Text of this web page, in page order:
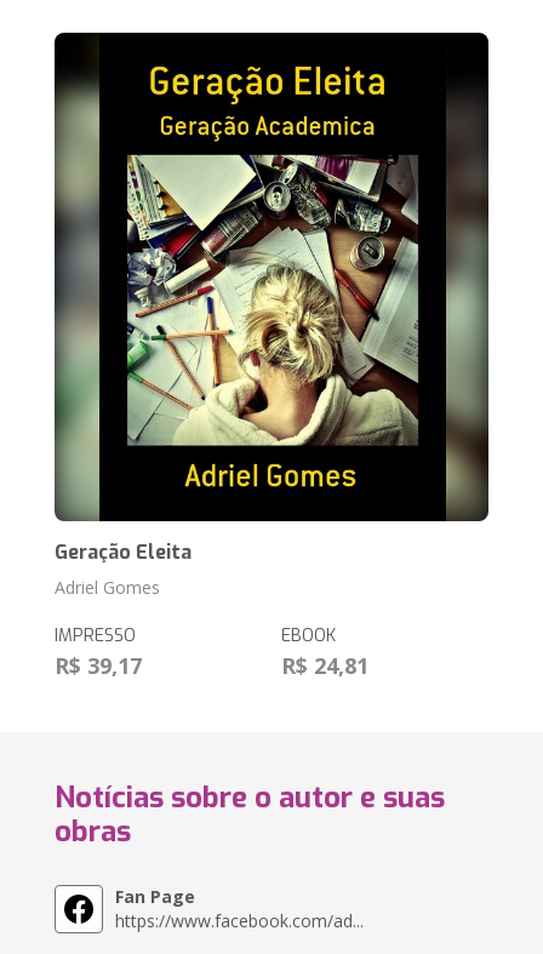
Geração Eleita
Adriel Gomes
IMPRESSO
R$ 39,17
EBOOK
R$ 24,81
Notícias sobre o autor e suas
obras
Fan Page
https://www.facebook.com/ad...